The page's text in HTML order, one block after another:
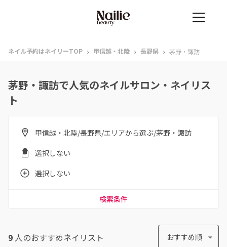
ネイル予約はネイリーTOP › 甲信越・北陸 › 長野県 › 茅野・諏訪
茅野・諏訪で人気のネイルサロン・ネイリス
ト
甲信越・北陸/長野県/エリアから選ぶ/茅野・諏訪
選択しない
選択しない
検索条件
9 人のおすすめネイリスト おすすめ順